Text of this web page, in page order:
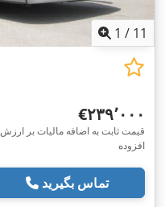
1 / 11
‎€۲۳۹٬۰۰۰
قیمت ثابت به اضافه مالیات بر ارزش
افزوده
تماس بگیرید